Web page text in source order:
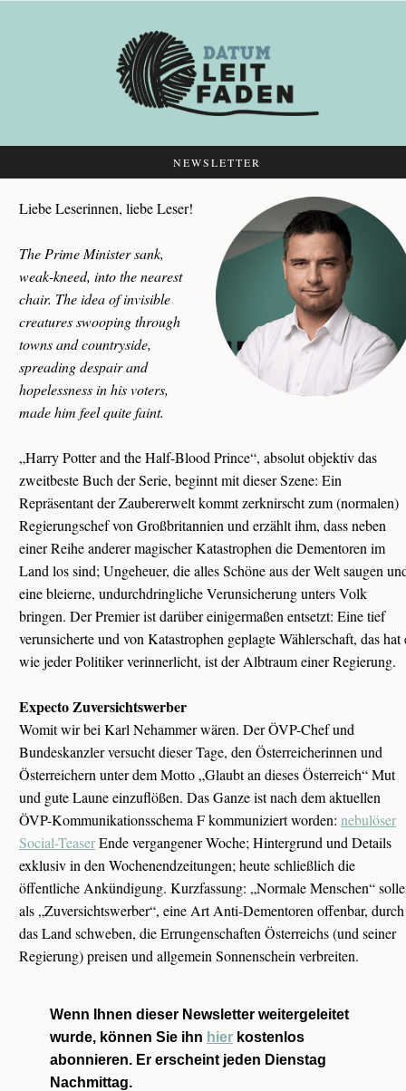
NEWSLETTER
Liebe Leserinnen, liebe Leser!
The Prime Minister sank,
weak-kneed, into the nearest
chair. The idea of invisible
creatures swooping through
towns and countryside,
spreading despair and
hopelessness in his voters,
made him feel quite faint.
„Harry Potter and the Half-Blood Prince“, absolut objektiv das
zweitbeste Buch der Serie, beginnt mit dieser Szene: Ein
Repräsentant der Zaubererwelt kommt zerknirscht zum (normalen)
Regierungschef von Großbritannien und erzählt ihm, dass neben
einer Reihe anderer magischer Katastrophen die Dementoren im
Land los sind; Ungeheuer, die alles Schöne aus der Welt saugen
eine bleierne, undurchdringliche Verunsicherung unters Volk
bringen. Der Premier ist darüber einigermaßen entsetzt: Eine tief
verunsicherte und von Katastrophen geplagte Wählerschaft, das hat
wie jeder Politiker verinnerlicht, ist der Albtraum einer Regierung.
Expecto Zuversichtswerber
Womit wir bei Karl Nehammer wären. Der ÖVP-Chef und
Bundeskanzler versucht dieser Tage, den Österreicherinnen und
Österreichern unter dem Motto „Glaubt an dieses Österreich“ Mut
und gute Laune einzuflößen. Das Ganze ist nach dem aktuellen
ÖVP-Kommunikationsschema F kommuniziert worden: nebulöser
Social-TeaserEnde vergangener Woche; Hintergrund und Details
exklusiv in den Wochenendzeitungen; heute schließlich die
öffentliche Ankündigung. Kurzfassung: „Normale Menschen“
als „Zuversichtswerber“, eine Art Anti-Dementoren offenbar, durch
das Land schweben, die Errungenschaften Österreichs (und seiner
Regierung) preisen und allgemein Sonnenschein verbreiten.
Wenn Ihnen dieser Newsletter weitergeleitet
wurde, können Sie ihn hier kostenlos
abonnieren. Er erscheint jeden Dienstag
Nachmittag.